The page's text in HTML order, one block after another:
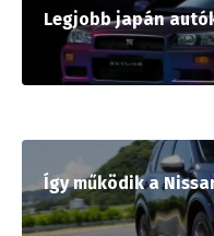
Legjobb japán
Így működik a